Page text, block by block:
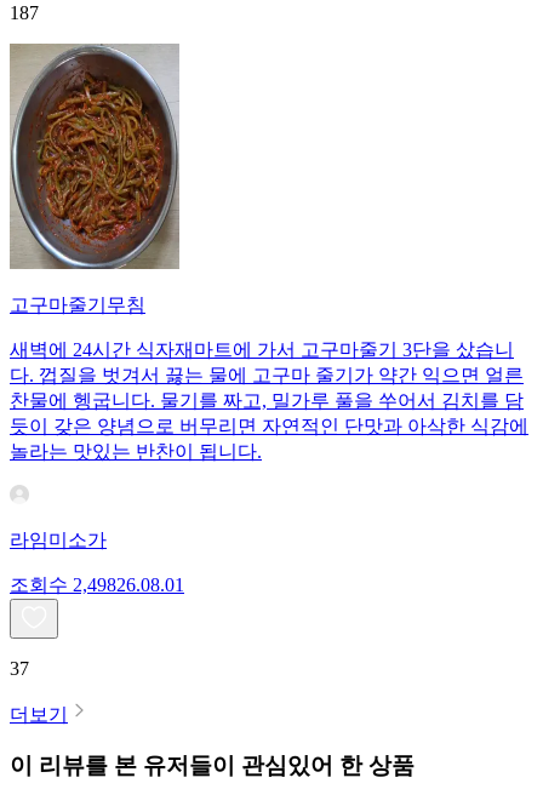
187
고구마줄기무침
새벽에 24시간 식자재마트에 가서 고구마줄기 3단을 샀습니
다. 껍질을 벗겨서 끓는 물에 고구마 줄기가 약간 익으면 얼른
찬물에 헹굽니다. 물기를 짜고, 밀가루 풀을 쑤어서 김치를 담
듯이 갖은 양념으로 버무리면 자연적인 단맛과 아삭한 식감에
놀라는 맛있는 반찬이 됩니다.
라임미소가
조회수 2,49826.08.01
37
더보기
이 리뷰를 본 유저들이 관심있어 한 상품